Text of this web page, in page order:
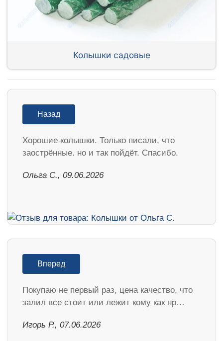
Колышки садовые
Назад
Хорошие колышки. Только писали, что
заострённые. но и так пойдёт. Спасибо.
Ольга С., 09.06.2026
Вперед
Покупаю не первый раз, цена качество, что
залил все стоит или лежит кому как нр…
Игорь Р., 07.06.2026